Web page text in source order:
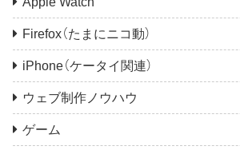
Firefox（たまにニコ動）
iPhone（ケータイ関連）
ウェブ制作ノウハウ
ゲーム